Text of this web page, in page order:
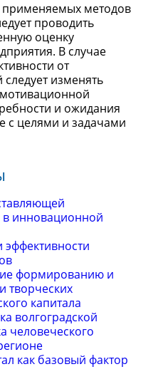
применяемых методов
проводить
оценку
В случае
от
изменять
и ожидания
с целями и задачами
в инновационной
формированию и
творческих
капитала
волгоградской
человеческого
как базовый фактор